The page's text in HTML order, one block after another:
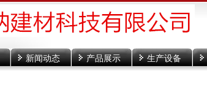
新闻动态 产品展示 生产设备